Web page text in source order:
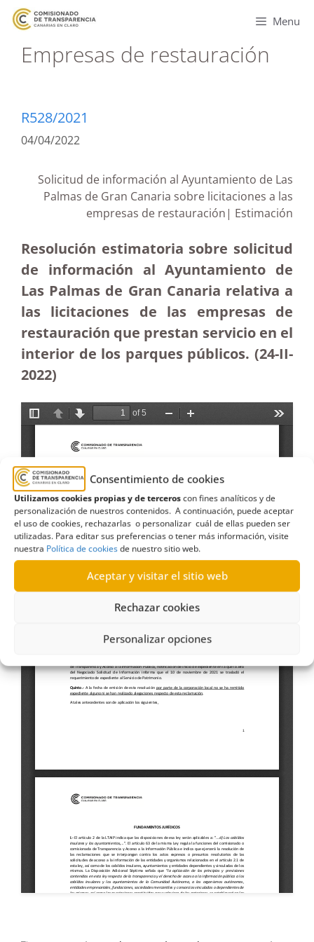
Consentimiento de cookies
Utilizamos cookies propias y de terceroscon fines analíticos y de
personalización de nuestros contenidos. A continuación, puede aceptar
el uso de cookies, rechazarlas o personalizar cuál de ellas pueden ser
utilizadas. Para editar sus preferencias o tener más información, visite
nuestra Política de cookiesde nuestro sitio web.
Aceptar y visitar el sitio web
Rechazar cookies
Personalizar opciones
Menu
Empresas de restauración
R528/2021
04/04/2022
Solicitud de información al Ayuntamiento de Las
Palmas de Gran Canaria sobre licitaciones a las
empresas de restauración| Estimación
Resolución estimatoria sobre solicitud
de información al Ayuntamiento de
Las Palmas de Gran Canaria relativa a
las licitaciones de las empresas de
restauración que prestan servicio en el
interior de los parques públicos. (24-II-
2022)